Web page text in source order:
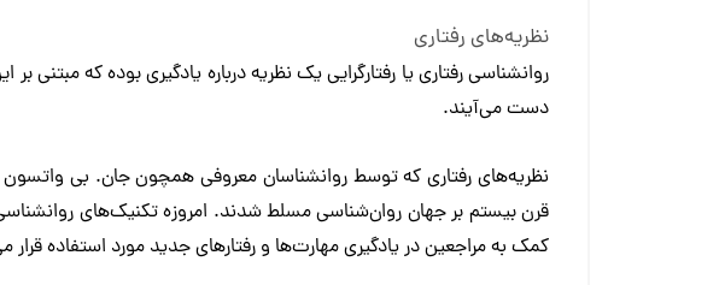
نظریه‌های رفتاری
روانشناسی رفتاری یا رفتارگرایی یک نظریه درباره یادگیری بوده که مبتنی
دست می‌آیند.
نظریه‌های رفتاری که توسط روانشناسان معروفی همچون جان‌. بی‌
قرن بیستم بر جهان روان‌شناسی مسلط شدند. امروزه تکنیک‌های
کمک به مراجعین در یادگیری مهارت‌ها و رفتارهای جدید مورد استفاده قرار